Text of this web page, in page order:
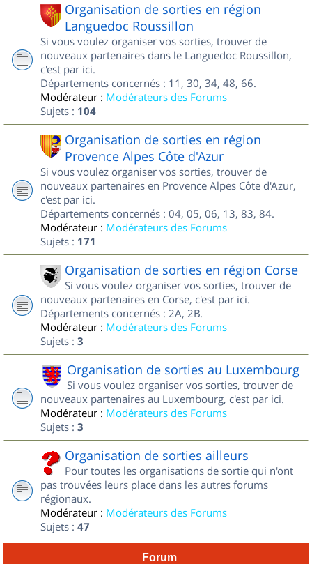
Organisation de sorties en région
Languedoc Roussillon
Si vous voulez organiser vos sorties, trouver de
nouveaux partenaires dans le Languedoc Roussillon,
c'est par ici.
Départements concernés : 11, 30, 34, 48, 66.
Modérateur : Modérateurs des Forums
Sujets : 104
Organisation de sorties en région
Provence Alpes Côte d'Azur
Si vous voulez organiser vos sorties, trouver de
nouveaux partenaires en Provence Alpes Côte d'Azur,
c'est par ici.
Départements concernés : 04, 05, 06, 13, 83, 84.
Modérateur : Modérateurs des Forums
Sujets : 171
Organisation de sorties en région Corse
Si vous voulez organiser vos sorties, trouver de
nouveaux partenaires en Corse, c'est par ici.
Départements concernés : 2A, 2B.
Modérateur : Modérateurs des Forums
Sujets : 3
Organisation de sorties au Luxembourg
Si vous voulez organiser vos sorties, trouver de
nouveaux partenaires au Luxembourg, c'est par ici.
Modérateur : Modérateurs des Forums
Sujets : 3
Organisation de sorties ailleurs
Pour toutes les organisations de sortie qui n'ont
pas trouvées leurs place dans les autres forums
régionaux.
Modérateur : Modérateurs des Forums
Sujets : 47
Forum